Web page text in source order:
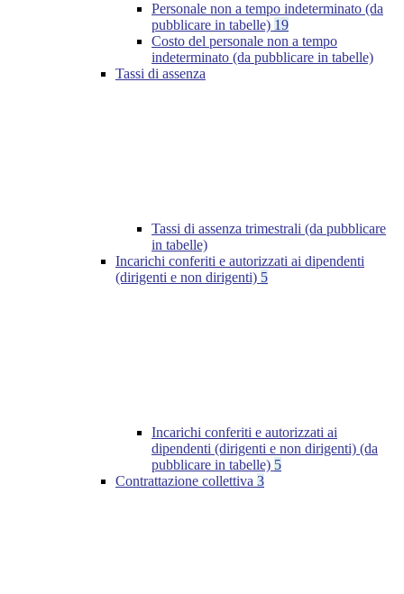
Personale non a tempo indeterminato (da
pubblicare in tabelle) 19
Costo del personale non a tempo
indeterminato (da pubblicare in tabelle)
Tassi di assenza
Tassi di assenza trimestrali (da pubblicare
in tabelle)
Incarichi conferiti e autorizzati ai dipendenti
(dirigenti e non dirigenti) 5
Incarichi conferiti e autorizzati ai
dipendenti (dirigenti e non dirigenti) (da
pubblicare in tabelle) 5
Contrattazione collettiva 3